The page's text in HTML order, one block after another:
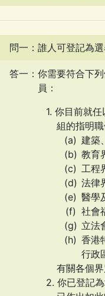
問一：誰人可登記為
答一：你需要符合下
員：
你目前就
組的指明職
建築
教育
工程
法律
醫學
社會
立法
香港
行政
有關各個
你已登記